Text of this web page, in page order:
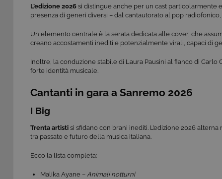
L’edizione 2026 si distingue anche per un cast particolarmente
presenza di generi diversi – dal cantautorato al pop radiofonico,
Un elemento centrale è la serata dedicata alle cover, che
creano accostamenti inediti e potenzialmente virali, capaci di
Inoltre, la conduzione stabile di Laura Pausini al fianco di
forte identità musicale.
Cantanti in gara a Sanremo 2026
I Big
Trenta artisti si sfidano con brani inediti. L’edizione 2026
tra passato e futuro della musica italiana.
Ecco la lista completa:
Malika Ayane – Animali notturni